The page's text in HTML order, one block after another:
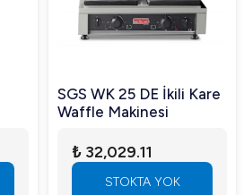
SGS WK 25 DE İkili Kare
Waffle Makinesi
₺ 32,029.11
STOKTA YOK